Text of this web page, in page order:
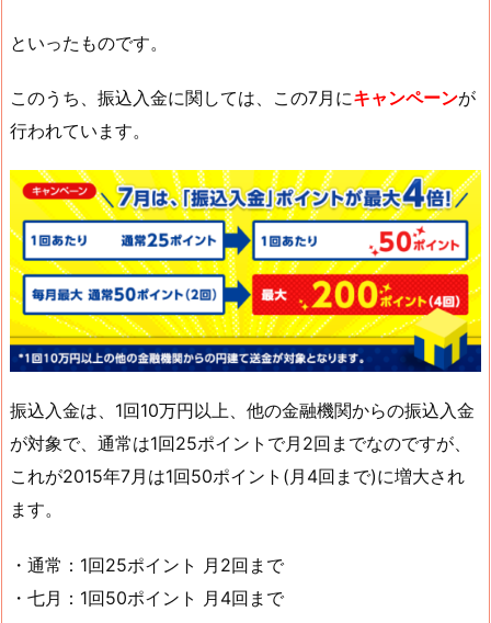
といったものです。
このうち、振込入金に関しては、この7月にキャンペーンが
行われています。
振込入金は、1回10万円以上、他の金融機関からの振込入金
が対象で、通常は1回25ポイントで月2回までなのですが、
これが2015年7月は1回50ポイント(月4回まで)に増大され
ます。
・通常：1回25ポイント 月2回まで
・七月：1回50ポイント 月4回まで